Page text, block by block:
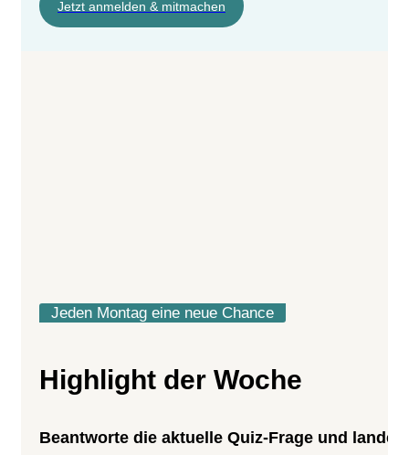
Jetzt anmelden & mitmachen
Jeden Montag eine neue Chance
Highlight der Woche
Beantworte die aktuelle Quiz-Frage und lande